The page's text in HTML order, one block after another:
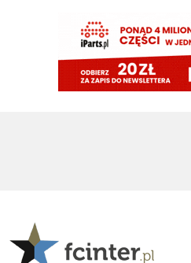
Adriano ty already dead a nie forever he xd
FENDI_SOSA 07.08.2026 18:56
Oleeks ciśnij go he
Adriano_forever
typ jest odklejony